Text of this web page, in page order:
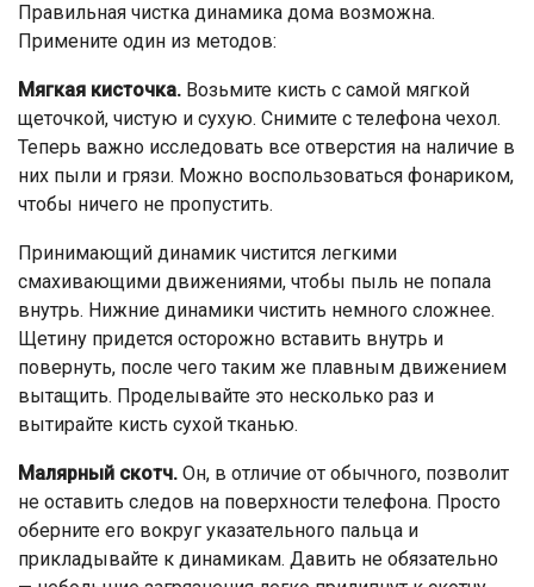
Правильная чистка динамика дома возможна.
Примените один из методов:
Мягкая кисточка. Возьмите кисть с самой мягкой
щеточкой, чистую и сухую. Снимите с телефона чехол.
Теперь важно исследовать все отверстия на наличие в
них пыли и грязи. Можно воспользоваться фонариком,
чтобы ничего не пропустить.
Принимающий динамик чистится легкими
смахивающими движениями, чтобы пыль не попала
внутрь. Нижние динамики чистить немного сложнее.
Щетину придется осторожно вставить внутрь и
повернуть, после чего таким же плавным движением
вытащить. Проделывайте это несколько раз и
вытирайте кисть сухой тканью.
Малярный скотч. Он, в отличие от обычного, позволит
не оставить следов на поверхности телефона. Просто
оберните его вокруг указательного пальца и
прикладывайте к динамикам. Давить не обязательно